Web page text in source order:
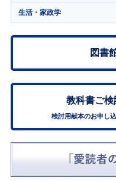
生活・家政学
図書
教科書ご検
検討用献本のお申し